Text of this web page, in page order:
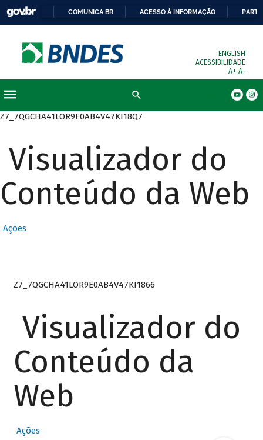
COMUNICA BR ACESSO À INFORMAÇÃO
ENGLISH
ACESSIBILIDADE
A+ A-
Z7_7QGCHA41LOR9E0AB4V47KI18Q7
Visualizador do
Conteúdo da Web
Ações
Z7_7QGCHA41LOR9E0AB4V47KI1866
Visualizador do
Conteúdo da
Web
Ações